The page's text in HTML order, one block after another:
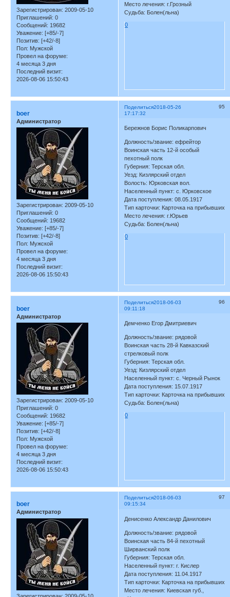
Зарегистрирован: 2009-05-10
Приглашений: 0
Сообщений: 19682
Уважение: [+85/-7]
Позитив: [+42/-8]
Пол: Мужской
Провел на форуме:
4 месяца 3 дня
Последний визит:
2026-08-06 15:50:43
Место лечения: г.Грозный
Судьба: Болен(льна)
0
Поделиться 95
2018-05-26
17:17:32
boer
Администратор
Зарегистрирован: 2009-05-10
Приглашений: 0
Сообщений: 19682
Уважение: [+85/-7]
Позитив: [+42/-8]
Пол: Мужской
Провел на форуме:
4 месяца 3 дня
Последний визит:
2026-08-06 15:50:43
Бережнов Борис Поликарпович
Должность/звание: ефрейтор
Воинская часть 12-й особый
пехотный полк
Губерния: Терская обл.
Уезд: Кизлярский отдел
Волость: Юрковская вол.
Населенный пункт: с. Юрковское
Дата поступления: 08.05.1917
Тип карточки: Карточка на прибывших
Место лечения: г.Юрьев
Судьба: Болен(льна)
0
Поделиться 96
2018-06-03
09:11:18
boer
Администратор
Зарегистрирован: 2009-05-10
Приглашений: 0
Сообщений: 19682
Уважение: [+85/-7]
Позитив: [+42/-8]
Пол: Мужской
Провел на форуме:
4 месяца 3 дня
Последний визит:
2026-08-06 15:50:43
Демченко Егор Дмитриевич
Должность/звание: рядовой
Воинская часть 28-й Кавказский
стрелковый полк
Губерния: Терская обл.
Уезд: Кизлярский отдел
Населенный пункт: с. Черный Рынок
Дата поступления: 15.07.1917
Тип карточки: Карточка на прибывших
Судьба: Болен(льна)
0
Поделиться 97
2018-06-03
09:15:34
boer
Администратор
Зарегистрирован: 2009-05-10
Денисенко Александр Данилович
Должность/звание: рядовой
Воинская часть 84-й пехотный
Ширванский полк
Губерния: Терская обл.
Населенный пункт: г. Кислер
Дата поступления: 11.04.1917
Тип карточки: Карточка на прибывших
Место лечения: Киевская губ.,